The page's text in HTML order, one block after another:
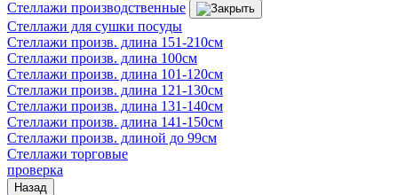
Стеллажи производственные
Стеллажи для сушки посуды
Стеллажи произв. длина 151-210см
Стеллажи произв. длина 100см
Стеллажи произв. длина 101-120см
Стеллажи произв. длина 121-130см
Стеллажи произв. длина 131-140см
Стеллажи произв. длина 141-150см
Стеллажи произв. длиной до 99см
Стеллажи торговые
проверка
Назад